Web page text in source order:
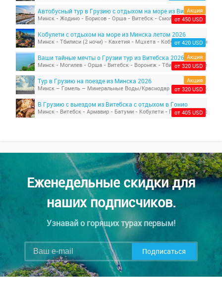
Автобусный тур в Грузию с отдыхом на море из Витебска. Сезон 2026
от 450 USD
Акция
Кобулети с отдыхом на море из Минска летом 2026
Минск - Тбилиси (2 ночи) - Кахетия - Мцхета - Кобулети - Ростов-
от 420 USD
Ваши тайные мечты о Грузии тур из Витебска 2026
от 320 USD
Акция
Тур в Грузию на поезде из Минска 2026
от 320 USD
Акция
В Грузию с выездом из Витебска с отдыхом в Гонио
Минск - Витебск - Армавир - Батуми - Кобулети - Гонио - Тбилиси -
от 405 USD
Еженедельные скидки для
наших подписчиков.
Узнавай о горящих турах первым!
Подписаться